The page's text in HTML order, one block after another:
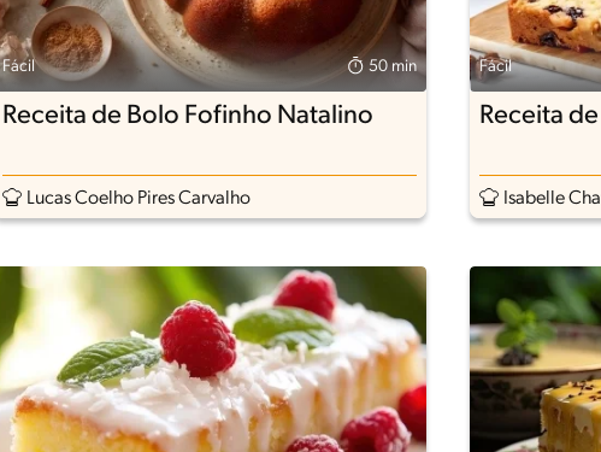
Fácil 50 min
Receita de Bolo Fofinho Natalino
Lucas Coelho Pires Carvalho
Fácil
Receita
Isabelle